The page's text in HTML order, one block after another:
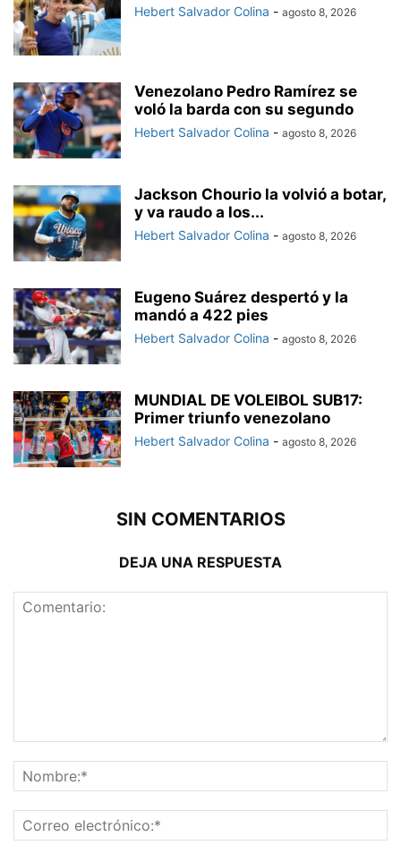
Hebert Salvador Colina - agosto 8, 2026
Venezolano Pedro Ramírez se
voló la barda con su segundo
Hebert Salvador Colina - agosto 8, 2026
Jackson Chourio la volvió a botar,
y va raudo a los...
Hebert Salvador Colina - agosto 8, 2026
Eugeno Suárez despertó y la
mandó a 422 pies
Hebert Salvador Colina - agosto 8, 2026
MUNDIAL DE VOLEIBOL SUB17:
Primer triunfo venezolano
Hebert Salvador Colina - agosto 8, 2026
SIN COMENTARIOS
DEJA UNA RESPUESTA